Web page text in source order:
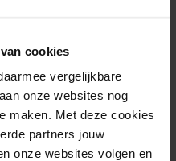
cookies
vergelijkbare
onze websites nog
maken. Met deze cookies
partners jouw
onze websites volgen en
1400 cm
Nee